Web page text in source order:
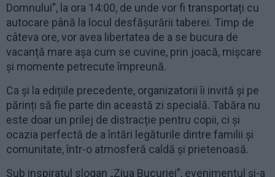
Domnului”, la ora 14:00, de unde vor fi transportați cu
autocare până la locul desfășurării taberei. Timp de
câteva ore, vor avea libertatea de a se bucura de
vacanță mare așa cum se cuvine, prin joacă, mișcare
și momente petrecute împreună.
Ca și la edițiile precedente, organizatorii îi invită și pe
părinți să fie parte din această zi specială. Tabăra nu
este doar un prilej de distracție pentru copii, ci și
ocazia perfectă de a întări legăturile dintre familii și
comunitate, într-o atmosferă caldă și prietenoasă.
Sub inspiratul slogan „Ziua Bucuriei”, evenimentul și-a